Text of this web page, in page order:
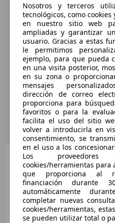
Nosotros y terceros
tecnológicos, como
en nuestro sitio web
ampliadas y garantizar
usuario. Gracias a estas
le permitimos
ejemplo, para que pueda
en una visita posterior,
en su zona o
mensajes
dirección de correo
proporciona para
favoritos o para la
facilita el uso del sitio
volver a introducirla en
consentimiento, se
en el uso a los
Los
cookies/herramientas para
que proporciona al
financiación durante
automáticamente
completar nuevas
cookies/herramientas,
se pueden utilizar total o